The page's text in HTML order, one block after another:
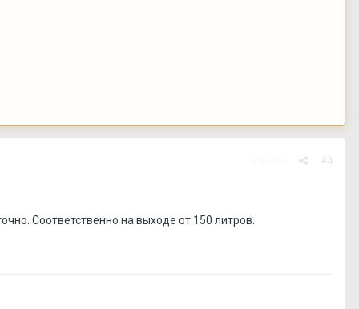
#4
Соответственно на выходе от 150 литров.